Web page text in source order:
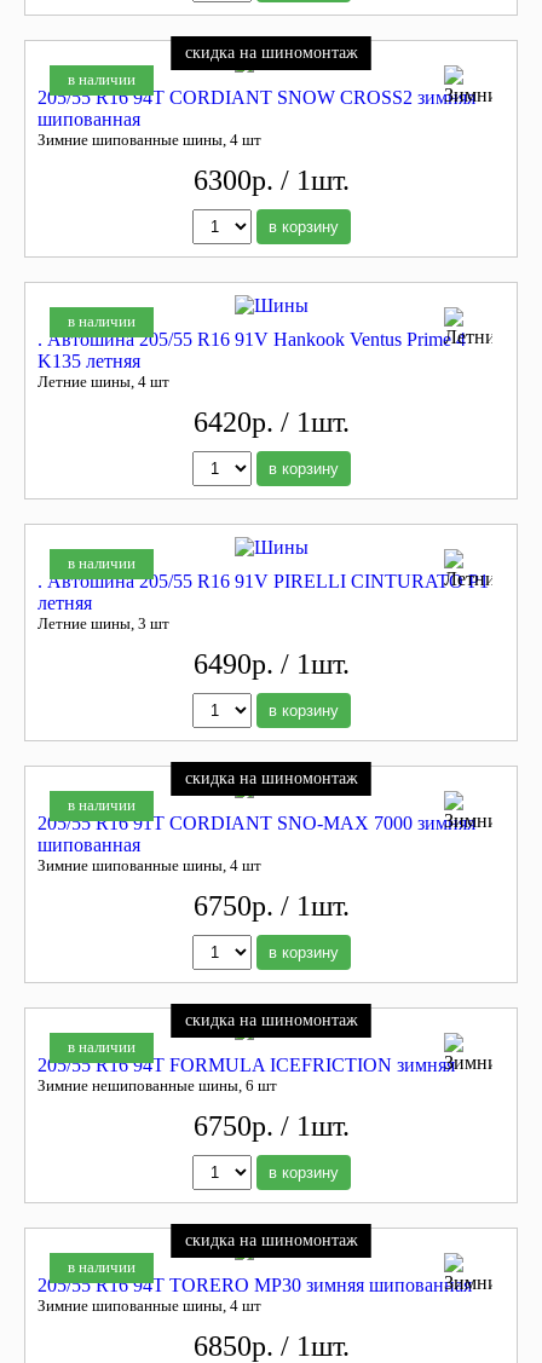
в наличии
скидка на шиномонтаж
205/55 R16 94T CORDIANT SNOW CROSS2 зимняя
шипованная
Зимние шипованные шины, 4 шт
6300р. / 1шт.
в корзину
в наличии
. Автошина 205/55 R16 91V Hankook Ventus Prime 4
K135 летняя
Летние шины, 4 шт
6420р. / 1шт.
в корзину
в наличии
. Автошина 205/55 R16 91V PIRELLI CINTURATO P1
летняя
Летние шины, 3 шт
6490р. / 1шт.
в корзину
в наличии
скидка на шиномонтаж
205/55 R16 91T CORDIANT SNO-MAX 7000 зимняя
шипованная
Зимние шипованные шины, 4 шт
6750р. / 1шт.
в корзину
в наличии
скидка на шиномонтаж
205/55 R16 94T FORMULA ICEFRICTION зимняя
Зимние нешипованные шины, 6 шт
6750р. / 1шт.
в корзину
в наличии
скидка на шиномонтаж
205/55 R16 94T TORERO MP30 зимняя шипованная
Зимние шипованные шины, 4 шт
6850р. / 1шт.